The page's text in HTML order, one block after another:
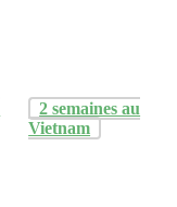
2 semaines au
Vietnam